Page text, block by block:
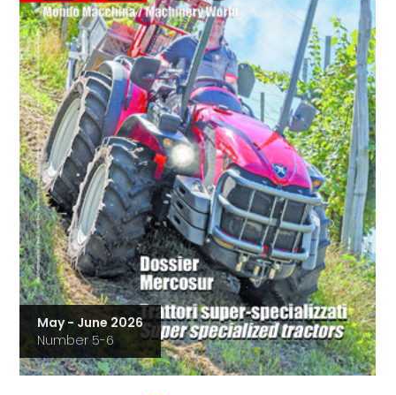
May - June 2026
Number 5-6